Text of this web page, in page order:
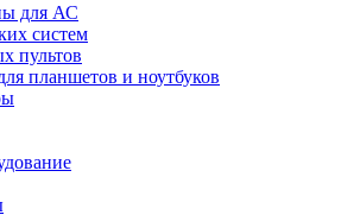
для АС
систем
пультов
планшетов и ноутбуков